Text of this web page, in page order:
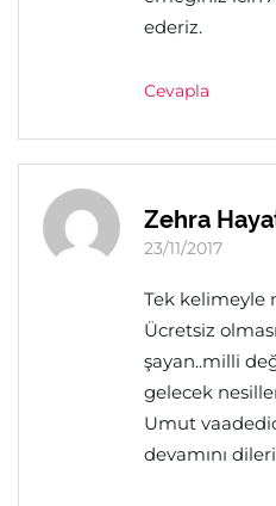
ederiz.
Cevapla
Zehra
23/11/2017
Tek kelimeyle
Ücretsiz
şayan..milli
gelecek
Umut
devamını